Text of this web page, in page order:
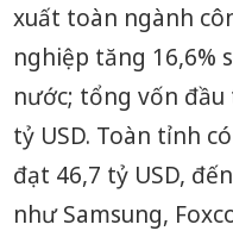
xuất toàn ngành
nghiệp tăng 16,6%
nước; tổng vốn đầu
tỷ USD. Toàn tỉnh
đạt 46,7 tỷ USD,
như Samsung,